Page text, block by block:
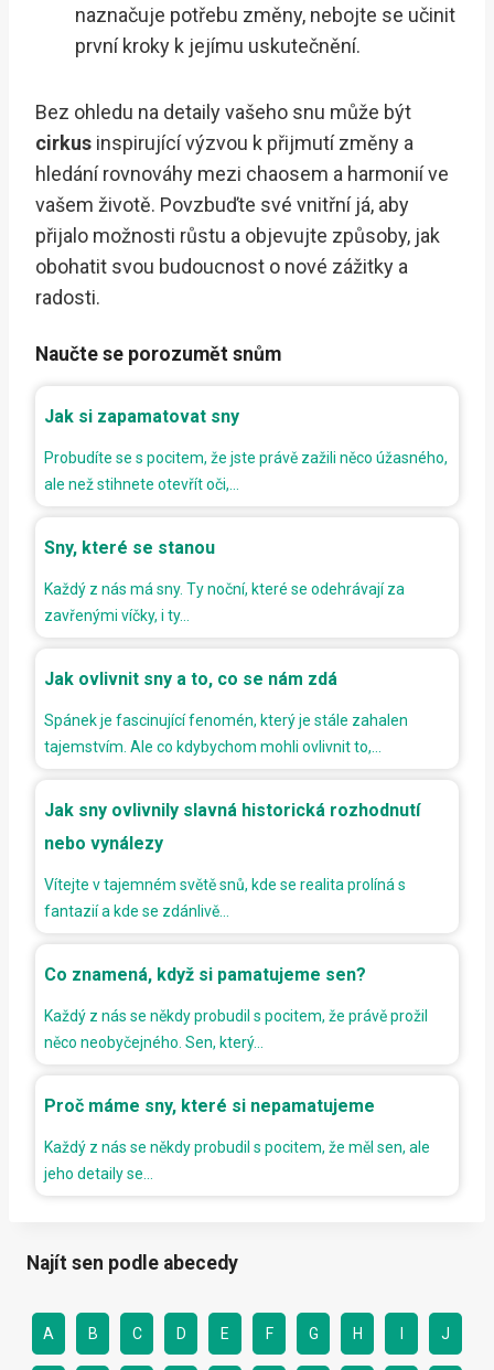
naznačuje potřebu změny, nebojte se učinit
první kroky k jejímu uskutečnění.
Bez ohledu na detaily vašeho snu může být
cirkus inspirující výzvou k přijmutí změny a
hledání rovnováhy mezi chaosem a harmonií ve
vašem životě. Povzbuďte své vnitřní já, aby
přijalo možnosti růstu a objevujte způsoby, jak
obohatit svou budoucnost o nové zážitky a
radosti.
Naučte se porozumět snům
Jak si zapamatovat sny
Probudíte se s pocitem, že jste právě zažili něco úžasného,
ale než stihnete otevřít oči,…
Sny, které se stanou
Každý z nás má sny. Ty noční, které se odehrávají za
zavřenými víčky, i ty…
Jak ovlivnit sny a to, co se nám zdá
Spánek je fascinující fenomén, který je stále zahalen
tajemstvím. Ale co kdybychom mohli ovlivnit to,…
Jak sny ovlivnily slavná historická rozhodnutí
nebo vynálezy
Vítejte v tajemném světě snů, kde se realita prolíná s
fantazií a kde se zdánlivě…
Co znamená, když si pamatujeme sen?
Každý z nás se někdy probudil s pocitem, že právě prožil
něco neobyčejného. Sen, který…
Proč máme sny, které si nepamatujeme
Každý z nás se někdy probudil s pocitem, že měl sen, ale
jeho detaily se…
Najít sen podle abecedy
A B C D E F G H I J